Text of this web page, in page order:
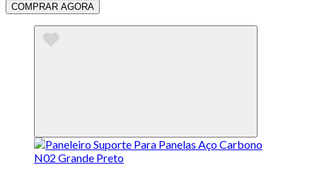
COMPRAR AGORA